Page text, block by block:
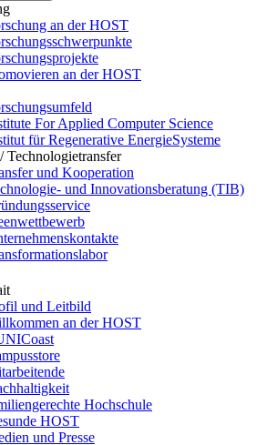
an der HOST
an der HOST
For Applied Computer Science
für Regenerative EnergieSysteme
Technologietransfer
und Kooperation
und Innovationsberatung (TIB)
und Leitbild
an der HOST
Hochschule
HOST
und Presse